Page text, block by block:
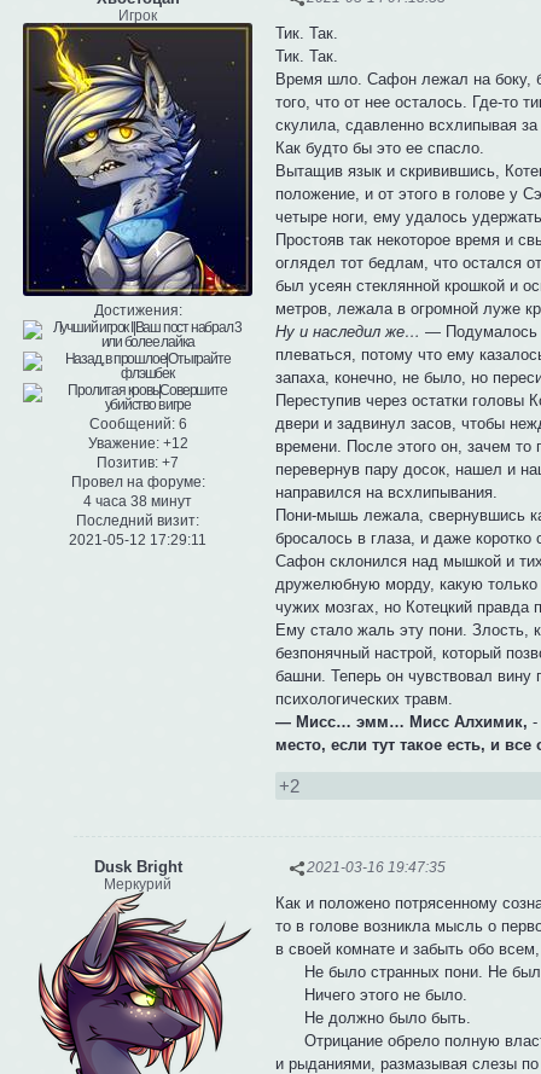
Игрок
Достижения:
Сообщений:6
Уважение: +12
Позитив: +7
Провел на форуме:
4 часа 38 минут
Последний визит:
2021-05-12 17:29:11
Тик. Так.
Тик. Так.
Время шло. Сафон лежал на боку,
того, что от нее осталось. Где-то
скулила, сдавленно всхлипывая
Как будто бы это ее спасло.
Вытащив язык и скривившись,
положение, и от этого в голове у
четыре ноги, ему удалось
Простояв так некоторое время и
оглядел тот бедлам, что остался
был усеян стеклянной крошкой и
метров, лежала в огромной луже
Ну и наследил же… — Подумалось
плеваться, потому что ему
запаха, конечно, не было, но
Переступив через остатки головы
двери и задвинул засов, чтобы
времени. После этого он, зачем
перевернув пару досок, нашел и
направился на всхлипывания.
Пони-мышь лежала, свернувшись
бросалось в глаза, и даже коротко
Сафон склонился над мышкой и
дружелюбную морду, какую только
чужих мозгах, но Котецкий правда
Ему стало жаль эту пони. Злость,
безпонячный настрой, который
башни. Теперь он чувствовал
психологических травм.
— Мисс… эмм… Мисс Алхимик, -
место, если тут такое есть, и
+2
2021-03-16 19:47:35
Dusk Bright
Меркурий
Как и положено потрясенному
то в голове возникла мысль о
в своей комнате и забыть обо
Не было странных пони. Не
Ничего этого не было.
Не должно было быть.
Отрицание обрело полную
и рыданиями, размазывая слезы